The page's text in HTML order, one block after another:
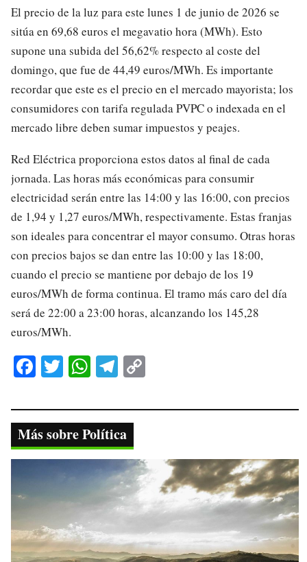
El precio de la luz para este lunes 1 de junio de 2026 se
sitúa en 69,68 euros el megavatio hora (MWh). Esto
supone una subida del 56,62% respecto al coste del
domingo, que fue de 44,49 euros/MWh. Es importante
recordar que este es el precio en el mercado mayorista; los
consumidores con tarifa regulada PVPC o indexada en el
mercado libre deben sumar impuestos y peajes.
Red Eléctrica proporciona estos datos al final de cada
jornada. Las horas más económicas para consumir
electricidad serán entre las 14:00 y las 16:00, con precios
de 1,94 y 1,27 euros/MWh, respectivamente. Estas franjas
son ideales para concentrar el mayor consumo. Otras horas
con precios bajos se dan entre las 10:00 y las 18:00,
cuando el precio se mantiene por debajo de los 19
euros/MWh de forma continua. El tramo más caro del día
será de 22:00 a 23:00 horas, alcanzando los 145,28
euros/MWh.
Fa
bo
ok
T
tte
r
W
ts
A
pp
Te
gr
a
m
y
nk
Más sobre Política